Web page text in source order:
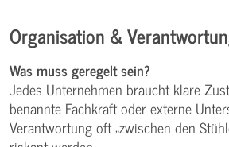
Organisation &
Was muss geregelt sein?
Jedes Unternehmen braucht klare
benannte Fachkraft oder externe
Verantwortung oft „zwischen den